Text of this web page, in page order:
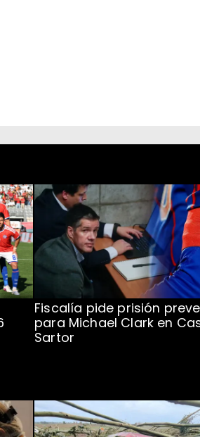
Fiscalía pide prisión
para Michael Clark en
Sartor